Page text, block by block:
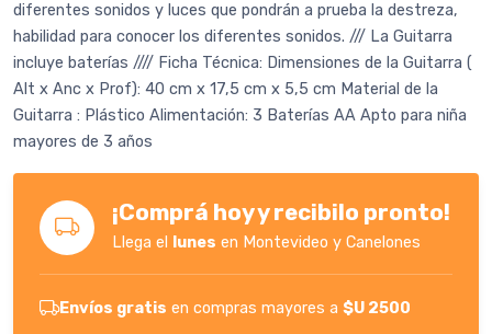
diferentes sonidos y luces que pondrán a prueba la destreza,
habilidad para conocer los diferentes sonidos. /// La Guitarra
incluye baterías //// Ficha Técnica: Dimensiones de la Guitarra (
Alt x Anc x Prof): 40 cm x 17,5 cm x 5,5 cm Material de la
Guitarra : Plástico Alimentación: 3 Baterías AA Apto para niña
mayores de 3 años
¡Comprá hoy y recibilo pronto!
Llega el lunes en Montevideo y Canelones
Envíos gratis en compras mayores a $U 2500